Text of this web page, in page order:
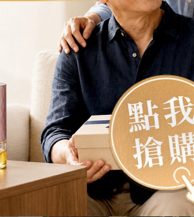
原木香 破天香 老東加檀香臥香 線香 (30
克/約80柱) 7吋21公分 東加老樹頭檀香
東加檀香 東加老山 樹頭 檀香 無助燃劑
不燙手 SGS檢驗合格 純天然 原木磨粉
天然香 室內薰香 禪修 靜坐 打坐 冥想 祭
祀 禮佛 供佛 品茗 香道 淨化空氣 減輕
慮 放鬆 舒壓 療癒 安神定心 助眠 開運
招財 祈福 納福
$1,500 ~ 15,000
$1,000 ~ 8,000